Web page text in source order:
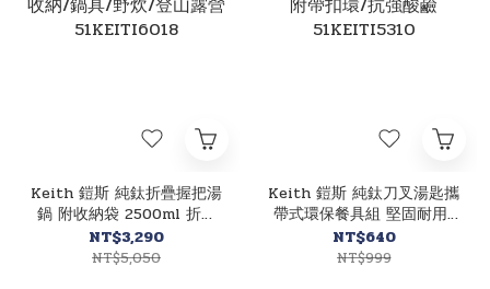
Keith 鎧斯 純鈦折疊握把湯
鍋 附收納袋 2500ml 折疊
收納/鍋具/野炊/登山露營
51KEITI6018
NT$3,290
NT$5,050
Keith 鎧斯 純鈦刀叉湯匙攜
帶式環保餐具組 堅固耐用/
附帶扣環/抗強酸鹼
51KEITI5310
NT$640
NT$999